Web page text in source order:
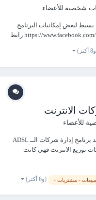
شخصية للأعضاء
لبعض إمكانيات البرنامج
صفحة البرنامج علي الفيس بوك https://www.facebook.com/Elmorakap رابط
الانترنت
للأعضاء
برنامج أوتوكونكت لإدارة شركات الانترنت يعد برنامج إدارة شركات الــ ADSL
توزيع الانترنت فهي كانت
هذه الخدمة من احتياجات
- مشتريات - (و6 أكثر)